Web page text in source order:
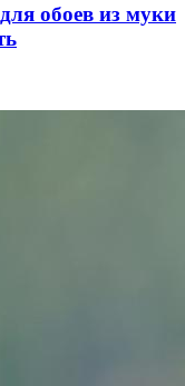
обоев из муки